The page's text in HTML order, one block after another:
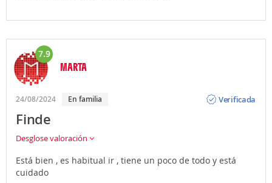
7.9
MARTA
24/08/2024 En familia
Verificada
Finde
Desglose valoración
Está bien , es habitual ir , tiene un poco de todo y está
cuidado